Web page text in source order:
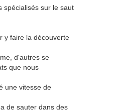
spécialisés sur le saut
y faire la découverte
d'autres se
que nous
une vitesse de
de sauter dans des